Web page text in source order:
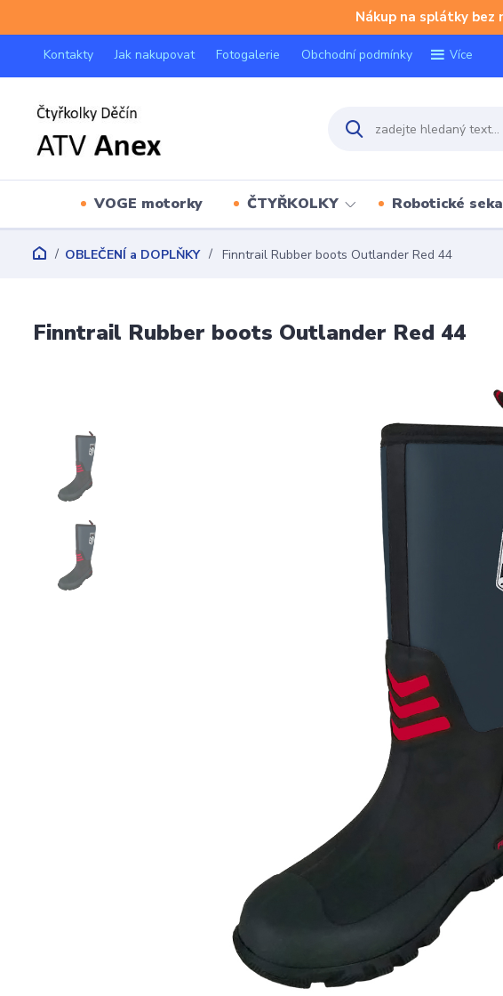
Nákup na splátky bez
Kontakty Jak nakupovat Fotogalerie Obchodní podmínky Více
VOGE motorky ČTYŘKOLKY Robotické
OBLEČENÍ a DOPLŇKY Finntrail Rubber boots Outlander Red 44
Finntrail Rubber boots Outlander Red 44